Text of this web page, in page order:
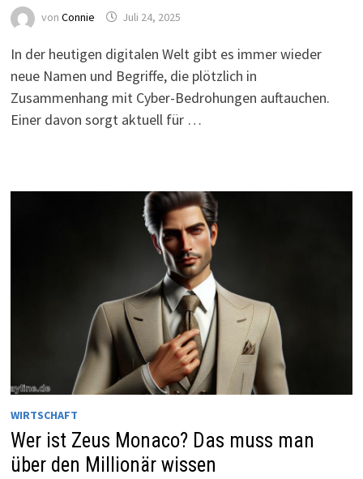
von Connie Juli 24, 2025
In der heutigen digitalen Welt gibt es immer wieder
neue Namen und Begriffe, die plötzlich in
Zusammenhang mit Cyber-Bedrohungen auftauchen.
Einer davon sorgt aktuell für …
WIRTSCHAFT
Wer ist Zeus Monaco? Das muss man
über den Millionär wissen